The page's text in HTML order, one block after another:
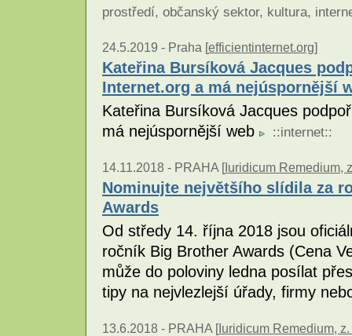
prostředí, občanský sektor, kultura,
24.5.2019 - Praha [efficientinternet.org]
Kateřina Bursíková Jacques
Internet.org a má nejúspornější
Kateřina Bursíková Jacques
má nejúspornější web
::internet::
14.11.2018 - PRAHA [Iuridicum Remedium,
Nominujte největšího slídila za
Awards
Od středy 14. října 2018 jsou
ročník Big Brother Awards (Cena
může do poloviny ledna posílat
tipy na nejvlezlejší úřady, firmy
13.6.2018 - PRAHA [Iuridicum Remedium, z.